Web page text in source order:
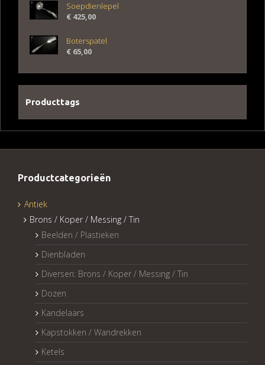
Soepdienlepel
€ 425,00
Boterspatel
€ 65,00
Producttags
Productcategorieën
Antiek
Brons / Koper / Messing / Tin
Beelden / Plastieken
Dienbladen
Diversen: Brons / Koper / Messing / Tin
Dozen
Kandelaars
Kapstokken / Wandrekken
Ketels